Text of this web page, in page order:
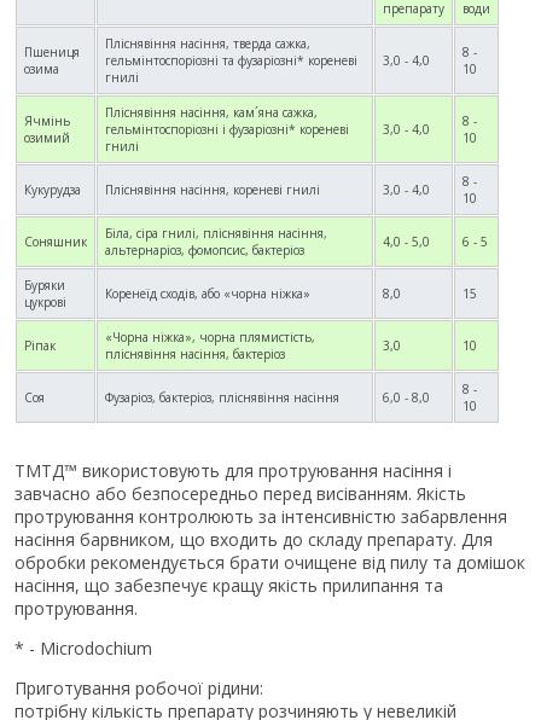
препарату води
Пшениця
озима
Пліснявіння насіння, тверда сажка,
гельмінтоспоріозні та фузаріозні* кореневі
гнилі
3,0 - 4,0
8 -
10
Ячмінь
озимий
Пліснявіння насіння, кам´яна сажка,
гельмінтоспоріозні і фузаріозні* кореневі
гнилі
3,0 - 4,0
8 -
10
Кукурудза Пліснявіння насіння, кореневі гнилі 3,0 - 4,0
8 -
10
Соняшник
Біла, сіра гнилі, пліснявіння насіння,
альтернаріоз, фомопсис, бактеріоз
4,0 - 5,0 6 - 5
Буряки
цукрові
Коренеїд сходів, або «чорна ніжка» 8,0 15
Ріпак
«Чорна ніжка», чорна плямистість,
пліснявіння насіння, бактеріоз
3,0 10
Соя Фузаріоз, бактеріоз, пліснявіння насіння 6,0 - 8,0
8 -
10
ТМТД™ використовують для протруювання насіння і
завчасно або безпосередньо перед висіванням. Якість
протруювання контролюють за інтенсивністю забарвлення
насіння барвником, що входить до складу препарату. Для
обробки рекомендується брати очищене від пилу та домішок
насіння, що забезпечує кращу якість прилипання та
протруювання.
* - Microdochium
Приготування робочої рідини:
потрібну кількість препарату розчиняють у невеликій